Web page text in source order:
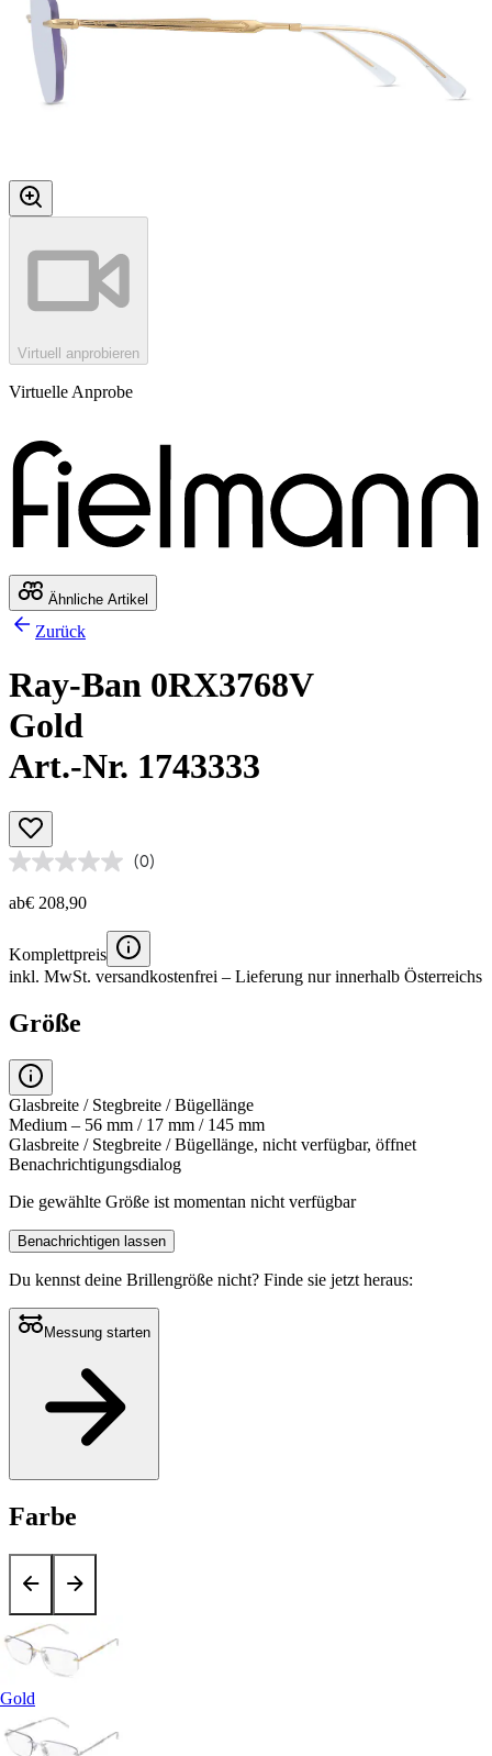
Virtuell anprobieren
Virtuelle Anprobe
Ähnliche Artikel
Zurück
Ray-Ban 0RX3768V
Gold
Art.-Nr. 1743333
(0)
ab€ 208,90
Komplettpreis
inkl. MwSt. versandkostenfrei – Lieferung nur innerhalb Österreichs
Größe
Glasbreite / Stegbreite / Bügellänge
Medium – 56 mm / 17 mm / 145 mm
Glasbreite / Stegbreite / Bügellänge, nicht verfügbar, öffnet
Benachrichtigungsdialog
Die gewählte Größe ist momentan nicht verfügbar
Benachrichtigen lassen
Du kennst deine Brillengröße nicht? Finde sie jetzt heraus:
Messung starten
Farbe
Gold